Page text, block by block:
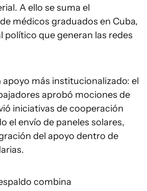
A ello se suma el
médicos graduados en Cuba,
político que generan las redes
apoyo más institucionalizado: el
aprobó mociones de
iniciativas de cooperación
el envío de paneles solares,
del apoyo dentro de
combina